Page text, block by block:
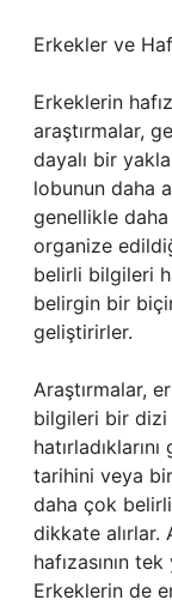
Erkekler ve
Erkeklerin
araştırmalar,
dayalı bir
lobunun daha
genellikle
organize
belirli bilgileri
belirgin bir
geliştirirler.
Araştırmalar,
bilgileri bir dizi
tarihini veya
daha çok belirli
dikkate alırlar.
hafızasının
Erkeklerin de